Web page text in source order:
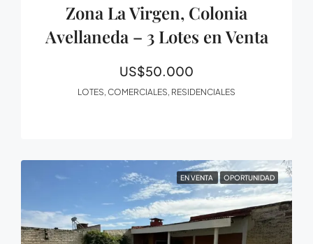
Zona La Virgen, Colonia
Avellaneda – 3 Lotes en Venta
US$50.000
LOTES, COMERCIALES, RESIDENCIALES
EN VENTA OPORTUNIDAD